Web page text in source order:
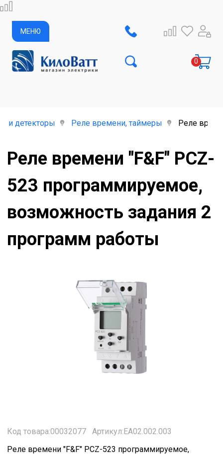
МЕНЮ
и детекторы Реле времени, таймеры Реле
Реле времени "F&F" PCZ-
523 программируемое,
возможность задания 2
программ работы
Код товара:00032077
Артикул:ЕА02.002.003
Реле времени "F&F" PCZ-523 программируемое,